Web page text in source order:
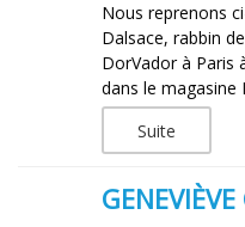
Nous reprenons
Dalsace, rabbin
DorVador à Paris
dans le magasine
Suite